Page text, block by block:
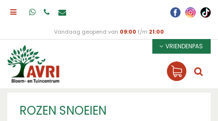
Vandaag geopend van 09:00 t/m 21:00
VRIENDENPAS
ROZEN SNOEIEN